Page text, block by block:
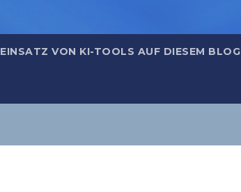
EINSATZ VON KI-TOOLS AUF DIESEM BLOG